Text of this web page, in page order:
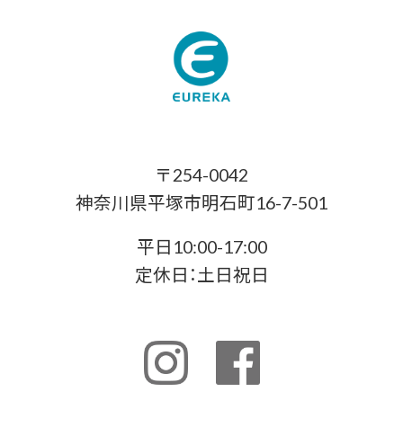
〒254-0042
神奈川県平塚市明石町16-7-501
平日10:00-17:00
定休日：土日祝日